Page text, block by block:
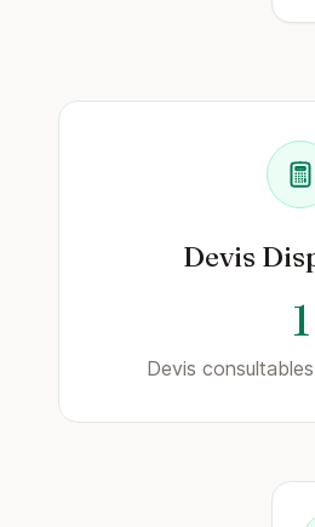
Devis
1
Devis